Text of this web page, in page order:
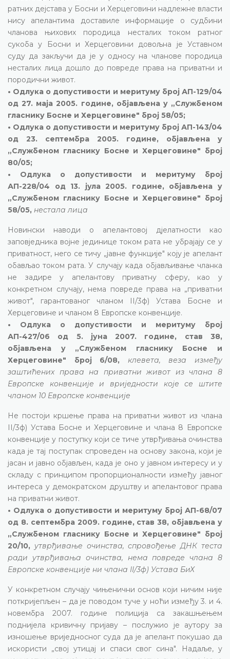
ратних дејстава у Босни и Херцеговини надлежне власти
нису апелантима доставиле информације о судбини
чланова њихових породица несталих током ратног
сукоба у Босни и Херцеговини довољна је Уставном
суду да закључи да је у односу на чланове породица
несталих лица дошло до повреде права на приватни и
породични живот.
• Одлука о допустивости и меритуму број АП-129/04
од 27. маја 2005. године, објављена у „Службеном
гласнику Босне и Херцеговине" број 58/05;
• Одлука о допустивости и меритуму број АП-143/04
од 23. септембра 2005. године, објављена у
„Службеном гласнику Босне и Херцеговине" број
80/05;
• Одлука о допустивости и меритуму број
АП-228/04 од 13. јула 2005. године, објављена у
„Службеном гласнику Босне и Херцеговине" број
58/05, нестала лица
Новински наводи о апелантовој дјелатности као
заповједника војне јединице током рата не убрајају се у
приватност, него се тичу „јавне функције" коју је апелант
обављао током рата. У случају када објављивање чланка
не задире у апелантову приватну сферу, као у
конкретном случају, нема повреде права на „приватни
живот", гарантованог чланом II/3ф) Устава Босне и
Херцеговине и чланом 8 Европске конвенције.
• Одлука о допустивости и меритуму број
АП-427/06 од 5. јуна 2007. године, став 38,
објављена у „Службеном гласнику Босне и
Херцеговине" број 6/08, клевета, веза између
заштићених права на приватни живот из члана 8
Европске конвенције и вриједности које се штите
чланом 10 Европске конвенције
Не постоји кршење права на приватни живот из члана
II/3ф) Устава Босне и Херцеговине и члана 8 Европске
конвенције у поступку који се тиче утврђивања очинства
када је тај поступак спроведен на основу закона, који је
јасан и јавно објављен, када је оно у јавном интересу и у
складу с принципом пропорционалности између јавног
интереса у демократском друштву и апелантовог права
на приватни живот.
• Одлука о допустивости и меритуму број АП-68/07
од 8. септембра 2009. године, став 38, објављена у
„Службеном гласнику Босне и Херцеговине" број
20/10, утврђивање очинства, спровођење ДНК теста
ради утврђивања очинства, нема повреде члана 8
Европске конвенције ни члана II/3ф) Устава БиХ
У конкретном случају чињенични основ који ничим није
поткријепљен – да је поводом туче у ноћи између 3. и 4.
новембра 2007. године полиција са закашњењем
поднијела кривичну пријаву – послужио је аутору за
изношење вриједносног суда да је апелант покушао да
искористи „свој утицај и спаси свог сина". Надаље, у